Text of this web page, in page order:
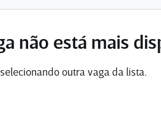
não está mais
selecionando outra vaga da lista.